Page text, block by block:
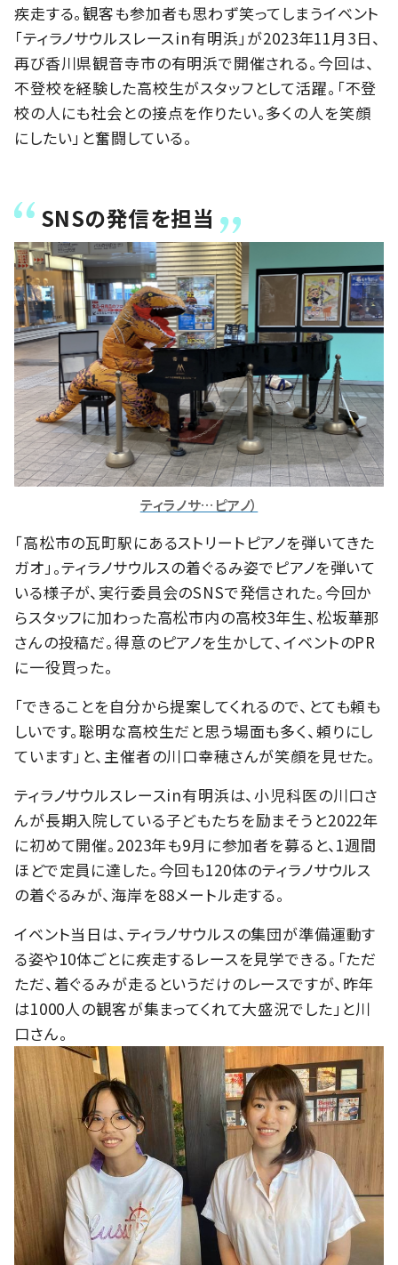
疾走する。観客も参加者も思わず笑ってしまうイベント
「ティラノサウルスレースin有明浜」が2023年11月3日、
再び香川県観音寺市の有明浜で開催される。今回は、
不登校を経験した高校生がスタッフとして活躍。「不登
校の人にも社会との接点を作りたい。多くの人を笑顔
にしたい」と奮闘している。
SNSの発信を担当
ティラノサ…ピアノ）
「高松市の瓦町駅にあるストリートピアノを弾いてきた
ガオ」。ティラノサウルスの着ぐるみ姿でピアノを弾いて
いる様子が、実行委員会のSNSで発信された。今回か
らスタッフに加わった高松市内の高校3年生、松坂華那
さんの投稿だ。得意のピアノを生かして、イベントのPR
に一役買った。
「できることを自分から提案してくれるので、とても頼も
しいです。聡明な高校生だと思う場面も多く、頼りにし
ています」と、主催者の川口幸穂さんが笑顔を見せた。
ティラノサウルスレースin有明浜は、小児科医の川口さ
んが長期入院している子どもたちを励まそうと2022年
に初めて開催。2023年も9月に参加者を募ると、1週間
ほどで定員に達した。今回も120体のティラノサウルス
の着ぐるみが、海岸を88メートル走する。
イベント当日は、ティラノサウルスの集団が準備運動す
る姿や10体ごとに疾走するレースを見学できる。「ただ
ただ、着ぐるみが走るというだけのレースですが、昨年
は1000人の観客が集まってくれて大盛況でした」と川
口さん。